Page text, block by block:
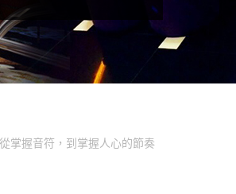
掌握音符，到掌握人心的節奏